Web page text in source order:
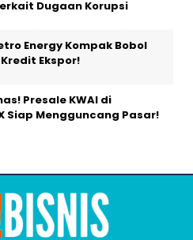
Dugaan Korupsi
Energy Kompak Bobol
Ekspor!
Presale KWAI di
Siap Mengguncang Pasar!